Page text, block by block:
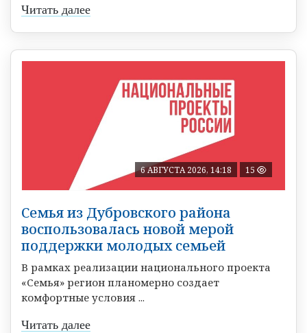
Читать далее
6 АВГУСТА 2026, 14:18 15
Семья из Дубровского района
воспользовалась новой мерой
поддержки молодых семьей
В рамках реализации национального проекта
«Семья» регион планомерно создает
комфортные условия ...
Читать далее